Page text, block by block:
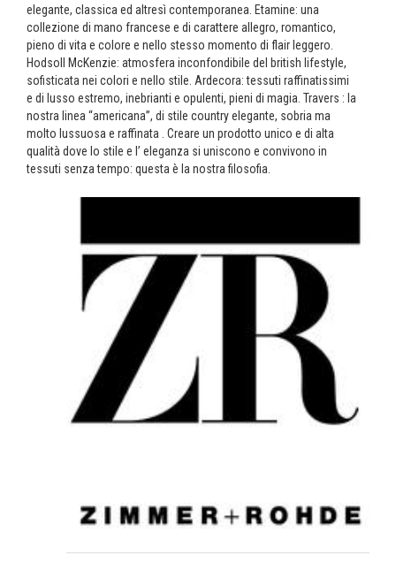
elegante, classica ed altresì contemporanea. Etamine: una
collezione di mano francese e di carattere allegro, romantico,
pieno di vita e colore e nello stesso momento di flair leggero.
Hodsoll McKenzie: atmosfera inconfondibile del british lifestyle,
sofisticata nei colori e nello stile. Ardecora: tessuti raffinatissimi
e di lusso estremo, inebrianti e opulenti, pieni di magia. Travers : la
nostra linea “americana”, di stile country elegante, sobria ma
molto lussuosa e raffinata . Creare un prodotto unico e di alta
qualità dove lo stile e l’ eleganza si uniscono e convivono in
tessuti senza tempo: questa è la nostra filosofia.